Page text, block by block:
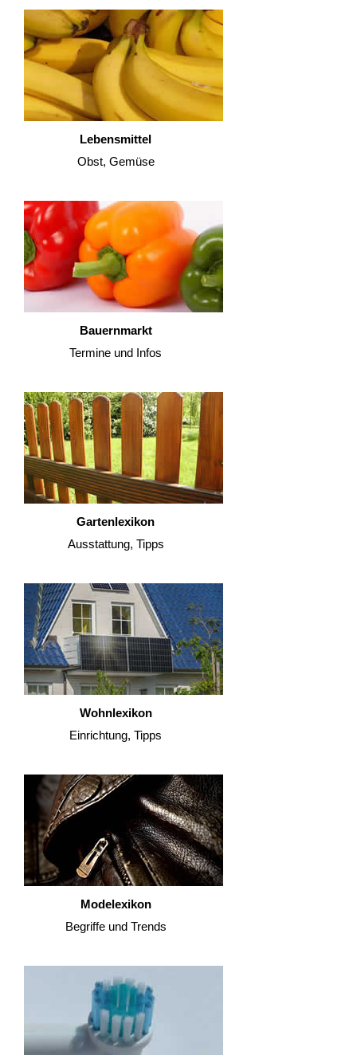
Lebensmittel
Obst, Gemüse
Bauernmarkt
Termine und Infos
Gartenlexikon
Ausstattung, Tipps
Wohnlexikon
Einrichtung, Tipps
Modelexikon
Begriffe und Trends